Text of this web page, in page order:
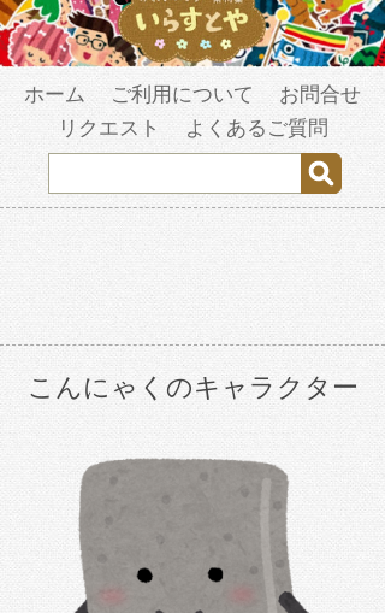
ホーム ご利用について
お問合せ
リクエスト
よくあるご質問
こんにゃくのキャラクター